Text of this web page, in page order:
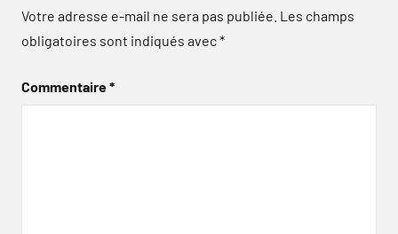
Votre adresse e-mail ne sera pas publiée. Les champs
obligatoires sont indiqués avec*
Commentaire*